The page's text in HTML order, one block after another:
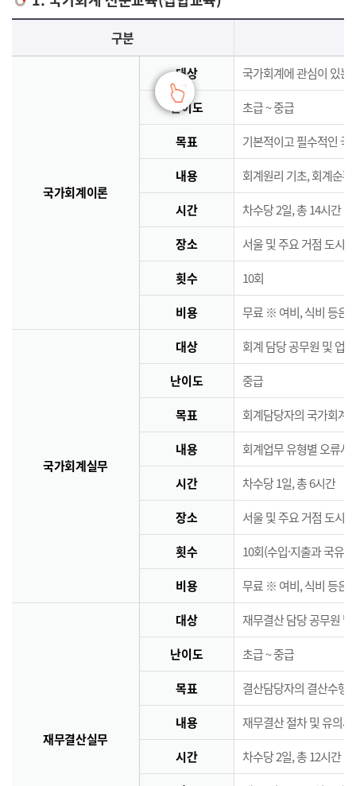
국가회계 전문교육(집합교육)에 대한 안내 표로 국가회계이론, 국가회계실무, 재무결산실무로 구분되며 이에 해당하는 내용으로 구성되어 있습니다.
구분
국가회계이론
대상 국가회계에 관심이 있는
난이도 초급 ~ 중급
목표 기본적이고 필수적인 국
내용 회계원리 기초, 회계순
시간 차수당 2일, 총 14시간
장소 서울 및 주요 거점 도시
횟수 10회
비용 무료 ※ 여비, 식비 등은
국가회계실무
대상 회계 담당 공무원 및 업
난이도 중급
목표 회계담당자의 국가회계
내용 회계업무 유형별 오류사
시간 차수당 1일, 총 6시간
장소 서울 및 주요 거점 도시
횟수 10회(수입·지출과 국유·
비용 무료 ※ 여비, 식비 등은
재무결산실무
대상 재무결산 담당 공무원
난이도 초급 ~ 중급
목표 결산담당자의 결산수행
내용 재무결산 절차 및 유의사
시간 차수당 2일, 총 12시간